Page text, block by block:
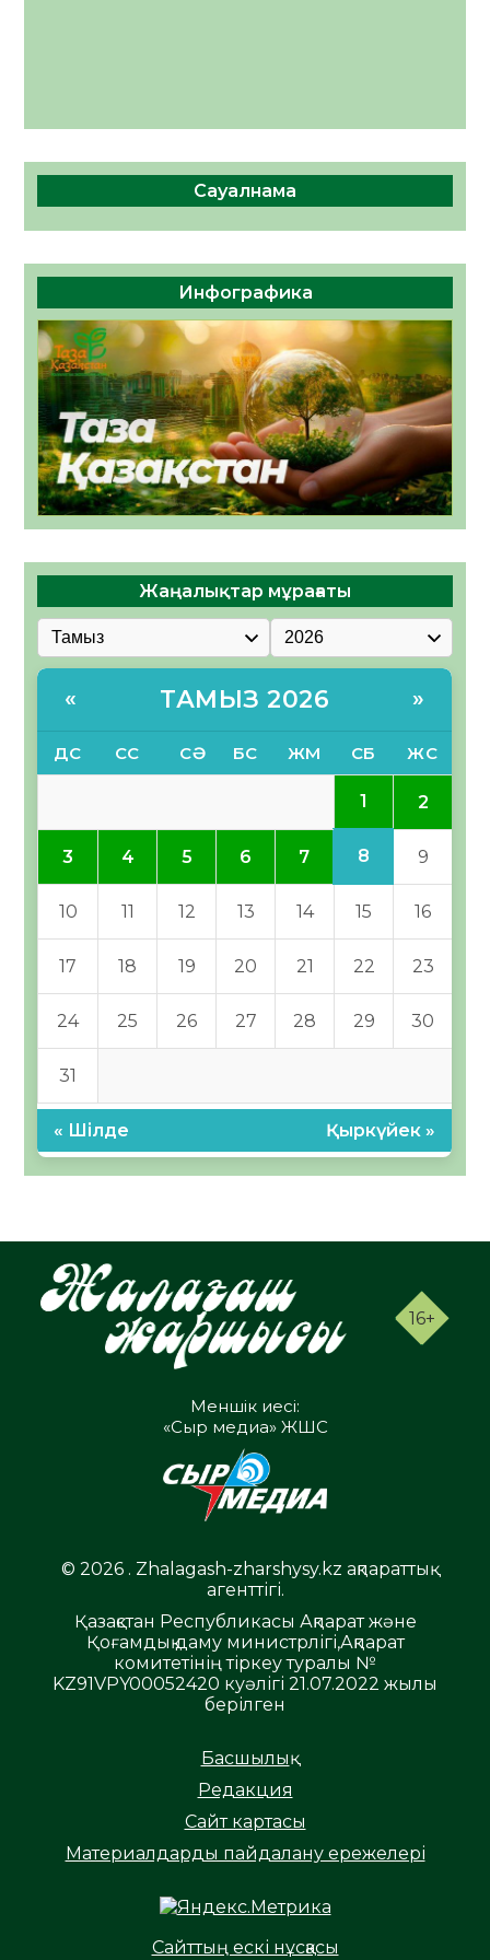
Сауалнама
Инфографика
Жаңалықтар мұрағаты
« ТАМЫЗ 2026 »
ДС СС СӘ БС ЖМ СБ ЖС
1 2
3 4 5 6 7 8 9
10 11 12 13 14 15 16
17 18 19 20 21 22 23
24 25 26 27 28 29 30
31
« Шілде Қыркүйек »
16+
Меншік иесі:
«Сыр медиа» ЖШС
© 2026 . Zhalagash-zharshysy.kz ақпараттық
агенттігі.
Қазақстан Республикасы Ақпарат және
Қоғамдық даму министрлігі,Ақпарат
комитетінің тіркеу туралы №
KZ91VPY00052420 куәлігі 21.07.2022 жылы
берілген
Басшылық
Редакция
Сайт картасы
Материалдарды пайдалану ережелері
Сайттың ескі нұсқасы